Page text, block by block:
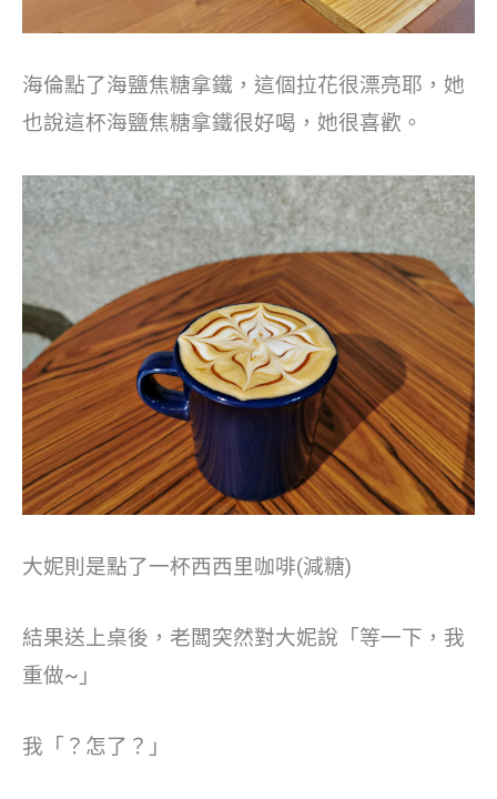
海倫點了海鹽焦糖拿鐵，這個拉花很漂亮耶，她
也說這杯海鹽焦糖拿鐵很好喝，她很喜歡。
大妮則是點了一杯西西里咖啡(減糖)
結果送上桌後，老闆突然對大妮說「等一下，我
重做~」
我「？怎了？」